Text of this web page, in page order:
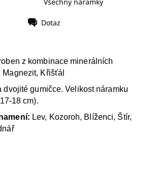
Všechny náramky
Dotaz
z kombinace minerálních
Magnezit, Křišťál
dvojité gumičce. Velikost náramku
18 cm).
Lev, Kozoroh, Blíženci, Štír,